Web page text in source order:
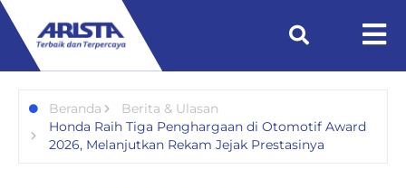
Beranda
Berita & Ulasan
Honda Raih Tiga Penghargaan di Otomotif Award
2026, Melanjutkan Rekam Jejak Prestasinya